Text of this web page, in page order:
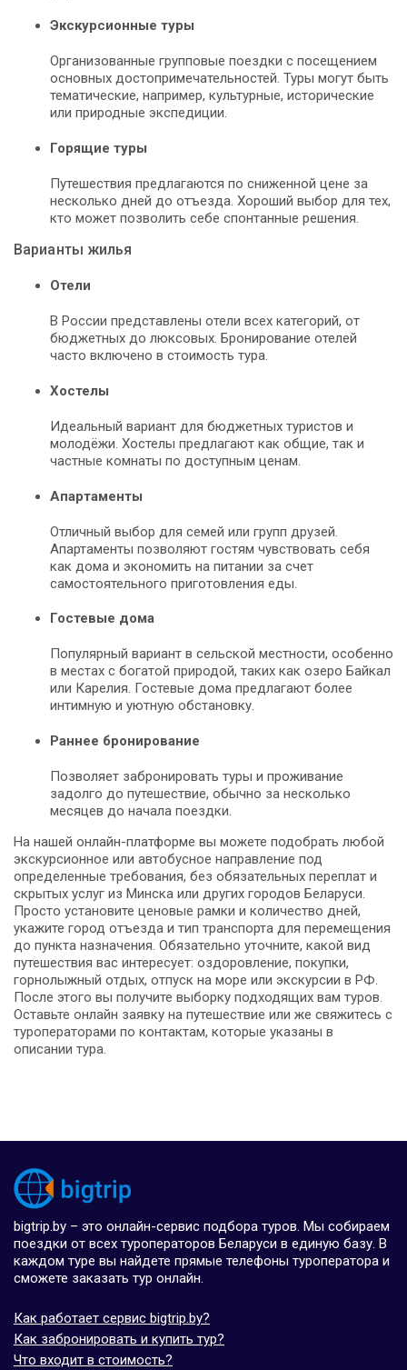
Экскурсионные туры
Организованные групповые поездки с посещением
основных достопримечательностей. Туры могут быть
тематические, например, культурные, исторические
или природные экспедиции.
Горящие туры
Путешествия предлагаются по сниженной цене за
несколько дней до отъезда. Хороший выбор для тех,
кто может позволить себе спонтанные решения.
Варианты жилья
Отели
В России представлены отели всех категорий, от
бюджетных до люксовых. Бронирование отелей
часто включено в стоимость тура.
Хостелы
Идеальный вариант для бюджетных туристов и
молодёжи. Хостелы предлагают как общие, так и
частные комнаты по доступным ценам.
Апартаменты
Отличный выбор для семей или групп друзей.
Апартаменты позволяют гостям чувствовать себя
как дома и экономить на питании за счет
самостоятельного приготовления еды.
Гостевые дома
Популярный вариант в сельской местности, особенно
в местах с богатой природой, таких как озеро Байкал
или Карелия. Гостевые дома предлагают более
интимную и уютную обстановку.
Раннее бронирование
Позволяет забронировать туры и проживание
задолго до путешествие, обычно за несколько
месяцев до начала поездки.
На нашей онлайн-платформе вы можете подобрать любой
экскурсионное или автобусное направление под
определенные требования, без обязательных переплат и
скрытых услуг из Минска или других городов Беларуси.
Просто установите ценовые рамки и количество дней,
укажите город отъезда и тип транспорта для перемещения
до пункта назначения. Обязательно уточните, какой вид
путешествия вас интересует: оздоровление, покупки,
горнолыжный отдых, отпуск на море или экскурсии в РФ.
После этого вы получите выборку подходящих вам туров.
Оставьте онлайн заявку на путешествие или же свяжитесь с
туроператорами по контактам, которые указаны в
описании тура.
bigtrip.by – это онлайн-сервис подбора туров. Мы собираем
поездки от всех туроператоров Беларуси в единую базу. В
каждом туре вы найдете прямые телефоны туроператора и
сможете заказать тур онлайн.
Как работает сервис bigtrip.by?
Как забронировать и купить тур?
Что входит в стоимость?